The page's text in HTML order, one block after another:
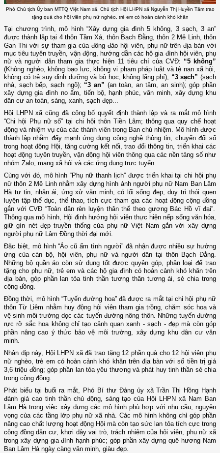
Phó Chủ tịch Ủy ban MTTQ Việt Nam xã, Chủ tịch Hội LHPN xã Nguyễn Thị Huyền Tâm trao
tặng quà cho hội viên phụ nữ nghèo, trẻ em có hoàn cảnh khó khăn
Tại chương trình, mô hình “Xây dựng gia đình 5 không, 3 sạch, 3 an”
được thành lập tại 4 thôn Tầm Xá, thôn Bạch Đằng, thôn 2 Mê Linh, thôn
Gan Thi với sự tham gia của đông đảo hội viên, phụ nữ trên địa bàn với
mục tiêu tuyên truyền, vận động, hướng dẫn các hộ gia đình hội viên, phụ
nữ và người dân tham gia thực hiện 11 tiêu chí của CVĐ: “5 không”
(Không nghèo, không bạo lực, không vi phạm pháp luật và tệ nạn xã hội,
không có trẻ suy dinh dưỡng và bỏ học, không lãng phí); “3 sạch” (sạch
nhà, sạch bếp, sạch ngõ); “3 an” (an toàn, an tâm, an sinh); góp phần
xây dựng gia đình no ấm, tiến bộ, hạnh phúc, văn minh, xây dựng khu
dân cư an toàn, sáng, xanh, sạch đẹp...
Hội LHPN xã cũng đã công bố quyết định thành lập và ra mắt mô hình
“Chi hội Phụ nữ số” tại chi hội thôn Tiền Lâm; thông qua quy chế hoạt
động và nhiệm vụ của các thành viên trong Ban chủ nhiệm. Mô hình được
thành lập nhằm đẩy mạnh ứng dụng công nghệ thông tin, chuyển đổi số
trong hoạt động Hội, tăng cường kết nối, trao đổi thông tin, triển khai các
hoạt động tuyên truyền, vận động hội viên thông qua các nền tảng số như
nhóm Zalo, mạng xã hội và các ứng dụng trực tuyến.
Cùng với đó, mô hình “Phụ nữ thanh lịch” được triển khaitạichi hội phụ
nữ thôn 2 Mê Linhnhằm xây dựng hình ảnh người phụ nữ Nam Ban Lâm
Hà tự tin, nhân ái, ứng xử văn minh, có lối sống đẹp,
duy trì thói quen
luyện tập thể dục, thể thao, tích cực tham giacác hoạt động cộng đồng
gắn với CVĐ “Toàn dân rèn luyện thân thể theo gương Bác Hồ vĩ đại”.
Thông qua mô hình, Hội định hướng hội viên thực hiện nếp sống văn hóa,
giữ gìn nét đẹp truyền thống của phụ nữ Việt Nam gắn với xây dựng
người phụ nữ Lâm Đồng thời đại mới.
Đặc biệt, mô hình “Áo cũ ấm tình người” đã nhận được nhiều sự hưởng
ứng của cán bộ, hội viên, phụ nữ và ngườidân tại thôn Bạch Đằng.
Những bộ quần áo còn sử dụng tốt được quyên góp, phân loại để trao
tặng cho phụ nữ, trẻ em và các hộ gia đình có hoàn cảnh khó khăn trên
địa bàn, góp phần lan tỏa tinh thần tương thân tương ái, sẻ chia trong
cộng đồng.
Đồng thời , mô hình “Tuyến đường hoa” đã được ra mắt tạichi hội phụ nữ
thôn Từ Liêm nhằm huy động hội viên tham gia trồng, chăm sóc hoa và
vệ sinh môi trường dọc các tuyến đường nông thôn. Những tuyến đường
rực rỡ sắc hoa không chỉ tạo cảnh quan xanh - sạch - đẹp mà còn góp
phần nâng cao ý thức bảo vệ môi trường, xây dựng khu dân cư văn
minh.
Nhân dịp này, Hội LHPN xã đã trao tặng 12 phần quà cho 12 hội viên phụ
nữ nghèo, trẻ em có hoàn cảnh khó khăn trên địa bàn với số tiền trị giá
3,6 triệu đồng; góp phần lan tỏa yêu thương và phát huy tinh thần sẻ chia
trong cộng đồng.
Phát biểu tại buổi ra mắt, Phó Bí thư Đảng ủy xã Trần Thị Hồng Hạnh
đánh giá cao tinh thần chủ động, sáng tạo của Hội LHPN xã Nam Ban
Lâm Hà trong việc xây dựng các mô hình phù hợp với nhu cầu, nguyện
vọng của các tầng lớp phụ nữ xã nhà. Các mô hình không chỉ góp phần
nâng cao chất lượng hoạt động Hội mà còn tạo sức lan tỏa tích cực trong
cộng đồng dân cư, khơi dậy vai trò, trách nhiệm của hội viên, phụ nữ xã
trong xây dựng gia đình hạnh phúc; góp phần xây dựng quê hương Nam
Ban Lâm Hà ngày càng văn minh, giàu đẹp.